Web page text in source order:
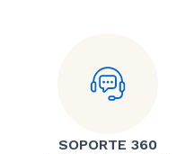
SOPORTE 360